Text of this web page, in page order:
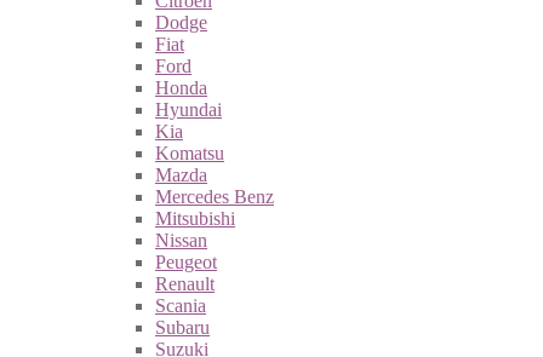
Dodge
Fiat
Ford
Honda
Hyundai
Kia
Komatsu
Mazda
Mercedes Benz
Mitsubishi
Nissan
Peugeot
Renault
Scania
Subaru
Suzuki